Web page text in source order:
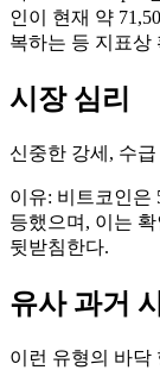
인이 현재 약
복하는 등 지표상
시장 심리
신중한 강세, 수
이유: 비트코인은
등했으며, 이는
뒷받침한다.
유사 과거
이런 유형의 바닥